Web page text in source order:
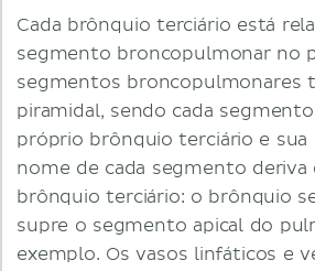
Cada brônquio terciário está
segmento broncopulmonar no
segmentos broncopulmonares
piramidal, sendo cada
próprio brônquio terciário e sua
nome de cada segmento
brônquio terciário: o brônquio
supre o segmento apical do
exemplo. Os vasos linfáticos e